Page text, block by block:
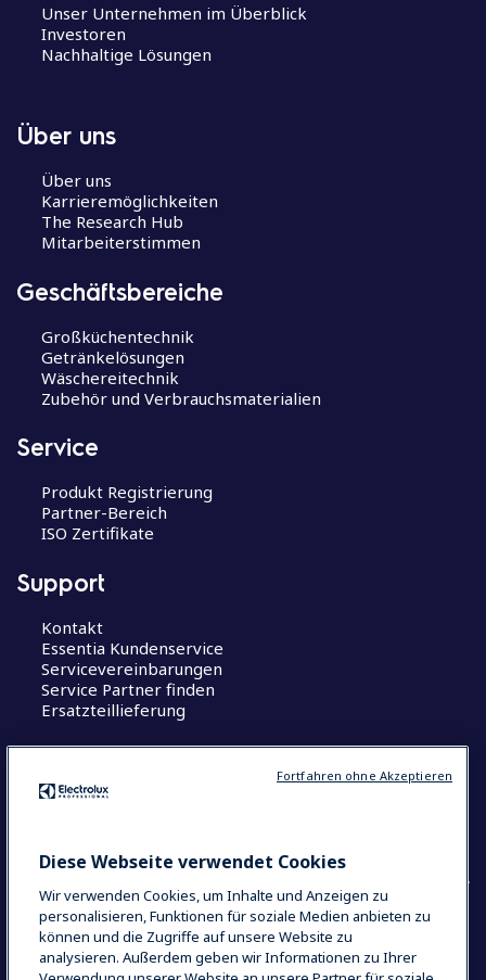
Unser Unternehmen im Überblick
Investoren
Nachhaltige Lösungen
Über uns
Über uns
Karrieremöglichkeiten
The Research Hub
Mitarbeiterstimmen
Geschäftsbereiche
Großküchentechnik
Getränkelösungen
Wäschereitechnik
Zubehör und Verbrauchsmaterialien
Service
Produkt Registrierung
Partner-Bereich
ISO Zertifikate
Support
Kontakt
Essentia Kundenservice
Servicevereinbarungen
Service Partner finden
Ersatzteillieferung
Wissenswertes
Centers of Excellence
COUNTRY AND LANGUAGE
IHRE AUSWAHL: DEUTSCHLAND
Diese Webseite verwendet Cookies
Wir verwenden Cookies, um Inhalte und Anzeigen zu
personalisieren, Funktionen für soziale Medien anbieten zu
können und die Zugriffe auf unsere Website zu
analysieren. Außerdem geben wir Informationen zu Ihrer
Fortfahren ohne Akzeptieren